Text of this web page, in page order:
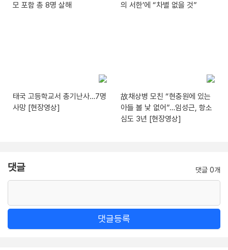
모 포함 총 8명 살해
의 서한’에 “차별 없을 것”
태국 고등학교서 총기난사…7명
사망 [현장영상]
故채상병 모친 “현충원에 있는
아들 볼 낯 없어”…임성근, 항소
심도 3년 [현장영상]
댓글 댓글 0개
댓글등록